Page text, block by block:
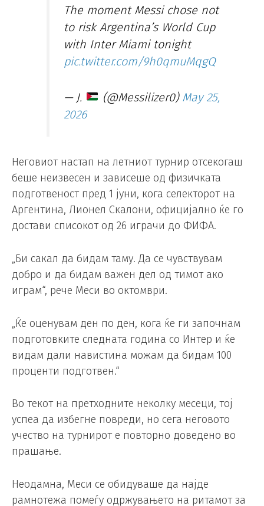
The moment Messi chose not
to risk Argentina’s World Cup
with Inter Miami tonight
pic.twitter.com/9h0qmuMqgQ
— J. (@Messilizer0) May 25,
2026
Неговиот настап на летниот турнир отсекогаш
беше неизвесен и зависеше од физичката
подготвеност пред 1 јуни, кога селекторот на
Аргентина, Лионел Скалони, официјално ќе го
достави списокот од 26 играчи до ФИФА.
„Би сакал да бидам таму. Да се ​​чувствувам
добро и да бидам важен дел од тимот ако
играм“, рече Меси во октомври.
„Ќе оценувам ден по ден, кога ќе ги започнам
подготовките следната година со Интер и ќе
видам дали навистина можам да бидам 100
проценти подготвен.“
Во текот на претходните неколку месеци, тој
успеа да избегне повреди, но сега неговото
учество на турнирот е повторно доведено во
прашање.
Неодамна, Меси се обидуваше да најде
рамнотежа помеѓу одржувањето на ритамот за